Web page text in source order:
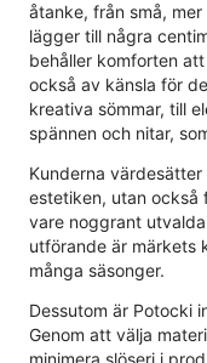
åtanke, från små,
lägger till några
behåller komforten
också av känsla för
kreativa sömmar, till
spännen och nitar,
Kunderna
estetiken, utan också
vare noggrant
utförande är märkets
många säsonger.
Dessutom är Potocki
Genom att välja